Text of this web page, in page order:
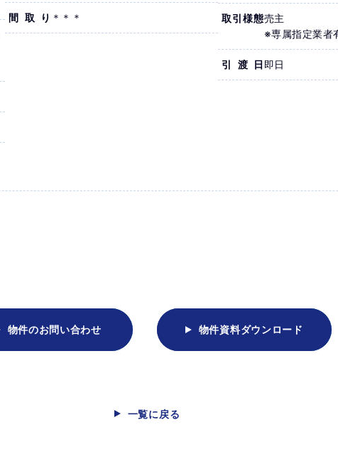
間取り ＊＊＊ 取引様態売主
※専属指定業者
引渡日即日
物件のお問い合わせ 物件資料ダウンロード
一覧に戻る